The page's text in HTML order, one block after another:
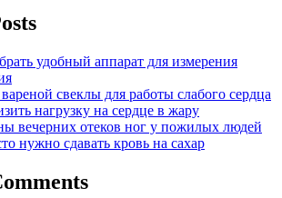
удобный аппарат для измерения
свеклы для работы слабого сердца
нагрузку на сердце в жару
вечерних отеков ног у пожилых людей
нужно сдавать кровь на сахар